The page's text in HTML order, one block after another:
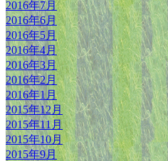
2016年7月
2016年6月
2016年5月
2016年4月
2016年3月
2016年2月
2016年1月
2015年12月
2015年11月
2015年10月
2015年9月